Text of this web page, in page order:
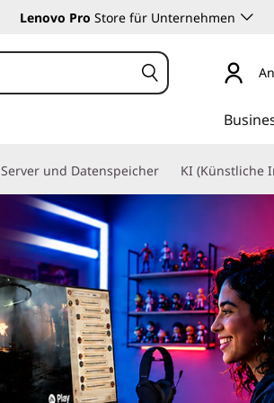
Lenovo Pro Store für Unternehmen
Server und Datenspeicher KI (Künstliche